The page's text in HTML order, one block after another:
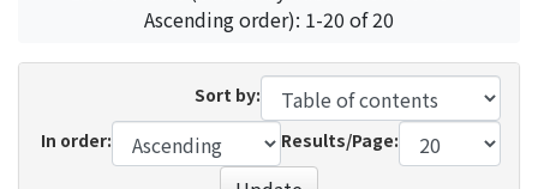
Ascending order): 1-20 of 20
Sort by:
In order:
Results/Page: